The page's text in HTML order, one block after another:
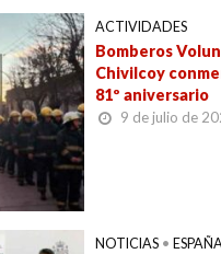
ACTIVIDADES
Bomberos
Chivilcoy
81º aniversario
9 de julio de
NOTICIAS •